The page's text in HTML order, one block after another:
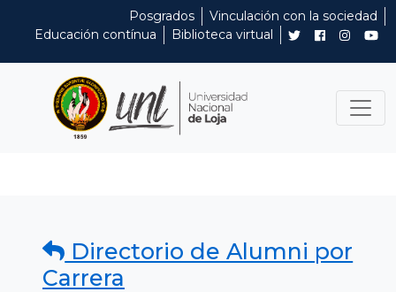
Posgrados
Vinculación con la sociedad
Educación contínua
Biblioteca virtual
Directorio de Alumni por
Carrera